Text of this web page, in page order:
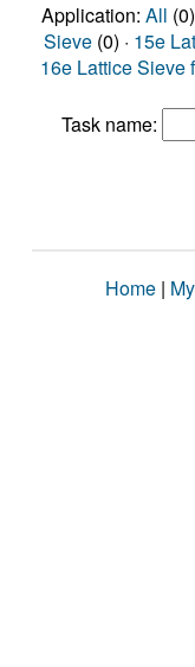
Application: All
Sieve (0) · 15e
16e Lattice Sieve
Task name:
Home |